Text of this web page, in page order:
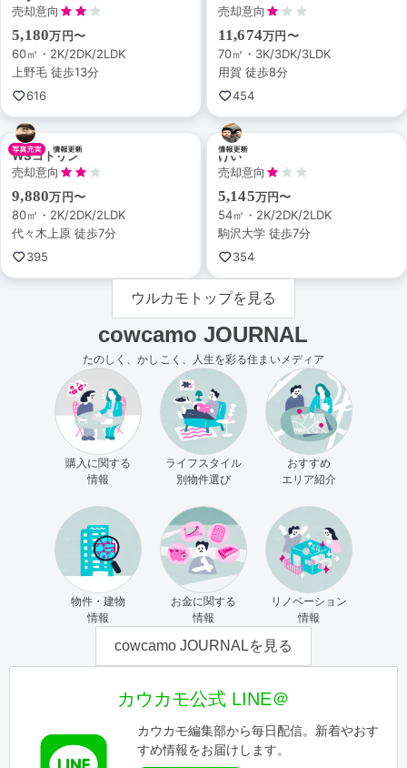
売却意向
5,180万円〜
60㎡・2K/2DK/2LDK
上野毛 徒歩13分
616
売却意向
11,674万円〜
70㎡・3K/3DK/3LDK
用賀 徒歩8分
454
WSコトリン
売却意向
9,880万円〜
80㎡・2K/2DK/2LDK
代々木上原 徒歩7分
395
けい
売却意向
5,145万円〜
54㎡・2K/2DK/2LDK
駒沢大学 徒歩7分
354
ウルカモトップを見る
cowcamo JOURNAL
たのしく、かしこく、人生を彩る住まいメディア
購入に関する
情報
ライフスタイル
別物件選び
おすすめ
エリア紹介
物件・建物
情報
お金に関する
情報
リノベーション
情報
cowcamo JOURNALを見る
カウカモ公式 LINE＠
カウカモ編集部から毎日配信。新着やおす
すめ情報をお届けします。